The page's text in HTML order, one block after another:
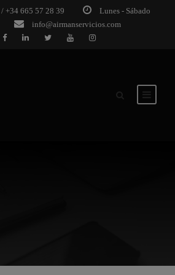
+34 665 57 28 39
Lunes - Sábado
info@airmanservicios.com